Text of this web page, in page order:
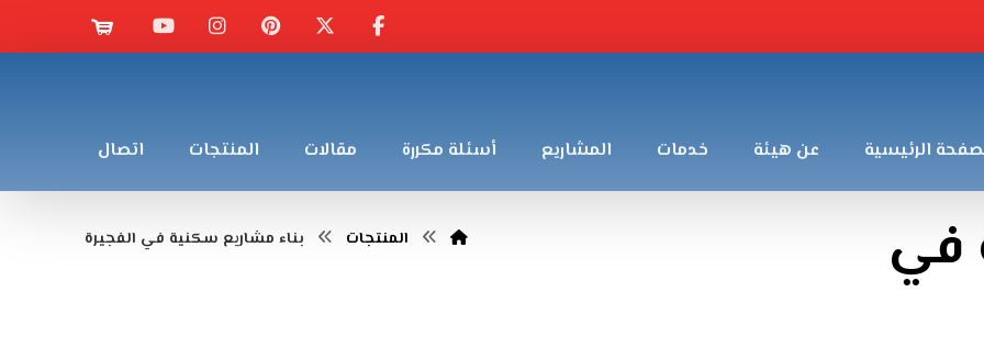
الرئيسية عن هيئة خدمات المشاريع أسئلة مكررة مقالات المنتجات اتصال
في
المنتجات بناء مشاريع سكنية في الفجيرة